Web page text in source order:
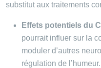
substitut aux traitements
Effets potentiels du
pourrait influer sur la
moduler d’autres
régulation de l’humeur.